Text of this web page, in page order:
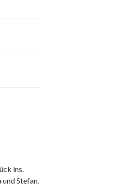
ins.
und Stefan.